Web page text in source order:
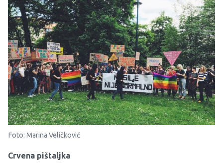
Foto: Marina Veličković
Crvena pištaljka